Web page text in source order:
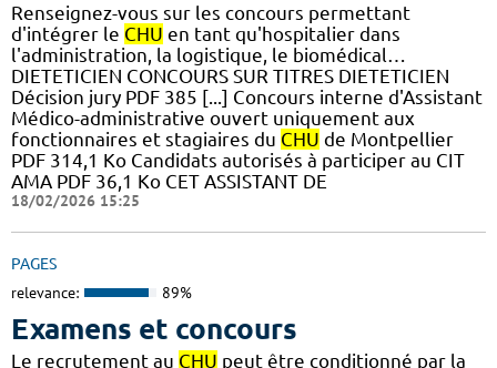
Renseignez-vous sur les concours permettant
d'intégrer le CHU en tant qu'hospitalier dans
l'administration, la logistique, le biomédical…
DIETETICIEN CONCOURS SUR TITRES DIETETICIEN
Décision jury PDF 385 [...] Concours interne d'Assistant
Médico-administrative ouvert uniquement aux
fonctionnaires et stagiaires du CHU de Montpellier
PDF 314,1 Ko Candidats autorisés à participer au CIT
AMA PDF 36,1 Ko CET ASSISTANT DE
18/02/2026 15:25
PAGES
relevance: 89%
Examens et concours
Le recrutement au CHU peut être conditionné par la